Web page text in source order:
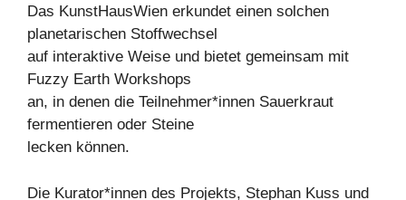
Das KunstHausWien erkundet einen solchen
planetarischen Stoffwechsel
auf interaktive Weise und bietet gemeinsam mit
Fuzzy Earth Workshops
an, in denen die Teilnehmer*innen Sauerkraut
fermentieren oder Steine
lecken können.
Die Kurator*innen des Projekts, Stephan Kuss und